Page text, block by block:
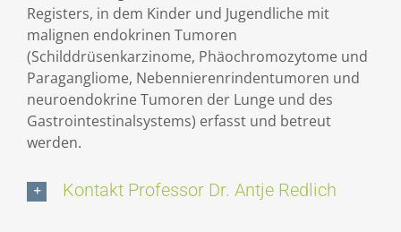
Registers, in dem Kinder und Jugendliche mit
malignen endokrinen Tumoren
(Schilddrüsenkarzinome, Phäochromozytome und
Paragangliome, Nebennierenrindentumoren und
neuroendokrine Tumoren der Lunge und des
Gastrointestinalsystems) erfasst und betreut
werden.
Kontakt Professor Dr. Antje Redlich